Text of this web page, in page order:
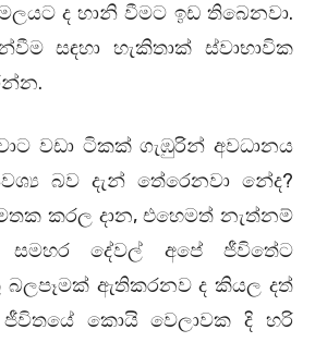
ද හානි වීමට ඉඩ තිබෙනවා.
සඳහා හැකිතාක් ස්වාභාවික
වඩා ටිකක් ගැඹුරින් අවධානය
බව දැන් තේරෙනවා නේද?
කරල දාන, එහෙමත් නැත්නම්
දේවල් අපේ ජීවිතේට
ඇතිකරනව ද කියල දත්
කොයි වෙලාවක දි හරි